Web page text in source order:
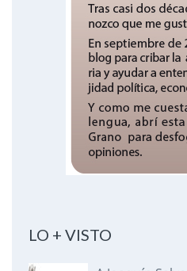
LO + VISTO